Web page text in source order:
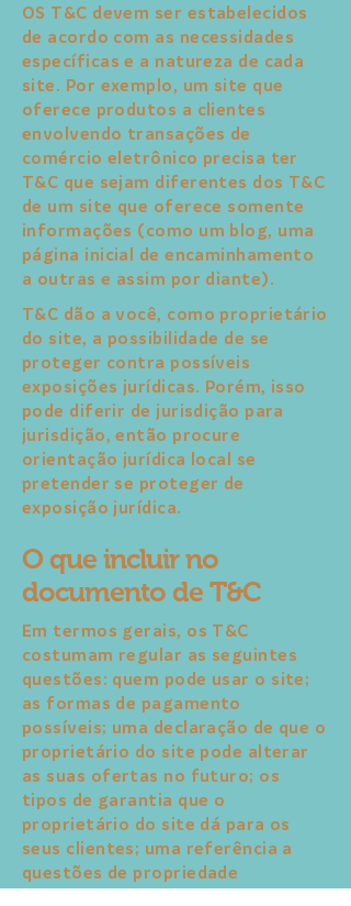
OS T&C devem ser estabelecidos
de acordo com as necessidades
específicas e a natureza de cada
site. Por exemplo, um site que
oferece produtos a clientes
envolvendo transações de
comércio eletrônico precisa ter
T&C que sejam diferentes dos T&C
de um site que oferece somente
informações (como um blog, uma
página inicial de encaminhamento
a outras e assim por diante).
T&C dão a você, como proprietário
do site, a possibilidade de se
proteger contra possíveis
exposições jurídicas. Porém, isso
pode diferir de jurisdição para
jurisdição, então procure
orientação jurídica local se
pretender se proteger de
exposição jurídica.
O que incluir no
documento de T&C
Em termos gerais, os T&C
costumam regular as seguintes
questões: quem pode usar o site;
as formas de pagamento
possíveis; uma declaração de que o
proprietário do site pode alterar
as suas ofertas no futuro; os
tipos de garantia que o
proprietário do site dá para os
seus clientes; uma referência a
questões de propriedade